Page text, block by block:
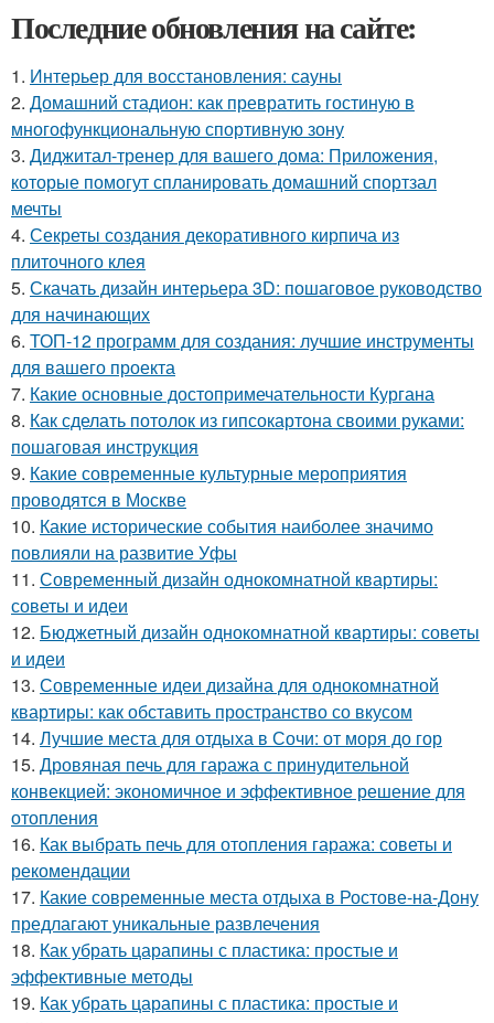
Последние обновления на сайте:
1. Интерьер для восстановления: сауны
2. Домашний стадион: как превратить гостиную в
многофункциональную спортивную зону
3. Диджитал-тренер для вашего дома: Приложения,
которые помогут спланировать домашний спортзал
мечты
4. Секреты создания декоративного кирпича из
плиточного клея
5. Скачать дизайн интерьера 3D: пошаговое руководство
для начинающих
6. ТОП-12 программ для создания: лучшие инструменты
для вашего проекта
7. Какие основные достопримечательности Кургана
8. Как сделать потолок из гипсокартона своими руками:
пошаговая инструкция
9. Какие современные культурные мероприятия
проводятся в Москве
10. Какие исторические события наиболее значимо
повлияли на развитие Уфы
11. Современный дизайн однокомнатной квартиры:
советы и идеи
12. Бюджетный дизайн однокомнатной квартиры: советы
и идеи
13. Современные идеи дизайна для однокомнатной
квартиры: как обставить пространство со вкусом
14. Лучшие места для отдыха в Сочи: от моря до гор
15. Дровяная печь для гаража с принудительной
конвекцией: экономичное и эффективное решение для
отопления
16. Как выбрать печь для отопления гаража: советы и
рекомендации
17. Какие современные места отдыха в Ростове-на-Дону
предлагают уникальные развлечения
18. Как убрать царапины с пластика: простые и
эффективные методы
19. Как убрать царапины с пластика: простые и